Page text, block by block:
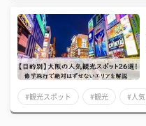
#観光スポット #観光 #人気